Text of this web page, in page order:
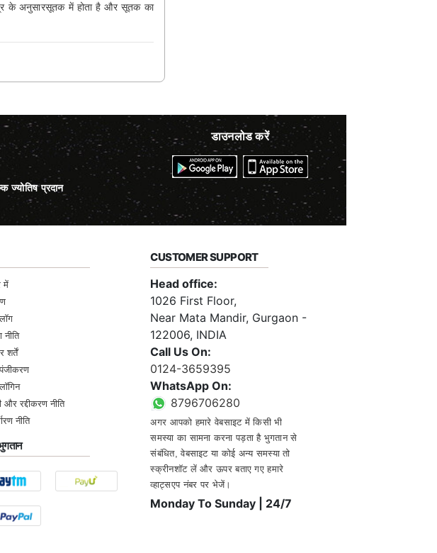
के अनुसारसूतक में होता है और सूतक का
ज्योतिष प्रदान
डाउनलोड करें
में
नीति
शर्तें
पंजीकरण
और रद्दीकरण नीति
नीति
CUSTOMER SUPPORT
Head office:
1026 First Floor,
Near Mata Mandir, Gurgaon -
122006, INDIA
Call Us On:
0124-3659395
WhatsApp On:
8796706280
अगर आपको हमारे वेबसाइट में किसी भी
समस्या का सामना करना पड़ता है भुगतान से
संबंधित, वेबसाइट या कोई अन्य समस्या तो
स्क्रीनशॉट लें और ऊपर बताए गए हमारे
व्हाट्सएप नंबर पर भेजें।
Monday To Sunday | 24/7